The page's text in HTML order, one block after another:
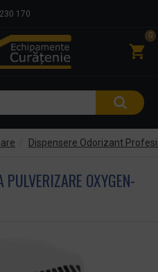
170
0
Dispensere Odorizant
OXYGEN-